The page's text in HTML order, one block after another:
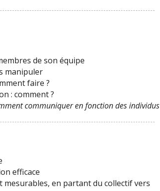
de son équipe
manipuler
faire ?
: comment ?
communiquer en fonction des individus
efficace
en partant du collectif vers